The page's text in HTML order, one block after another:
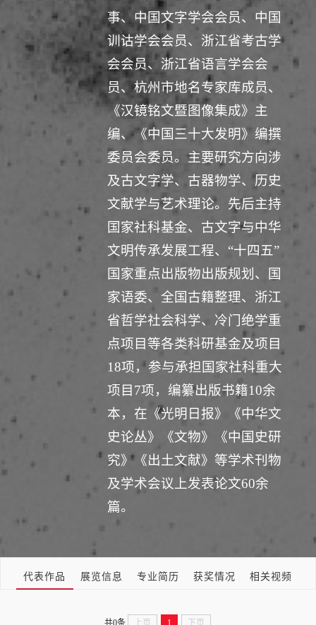
事、中国文字学会会员、中国
训诂学会会员、浙江省考古学
会会员、浙江省语言学会会
员、杭州市地名专家库成员、
《汉镜铭文暨图像集成》主
编、《中国三十大发明》编撰
委员会委员。主要研究方向涉
及古文字学、古器物学、历史
文献学与艺术理论。先后主持
国家社科基金、古文字与中华
文明传承发展工程、“十四五”
国家重点出版物出版规划、国
家语委、全国古籍整理、浙江
省哲学社会科学、冷门绝学重
点项目等各类科研基金及项目
18项，参与承担国家社科重大
项目7项，编纂出版书籍10余
本，在《光明日报》《中华文
史论丛》《文物》《中国史研
究》《出土文献》等学术刊物
及学术会议上发表论文60余
篇。
代表作品 展览信息 专业简历 获奖情况 相关视频